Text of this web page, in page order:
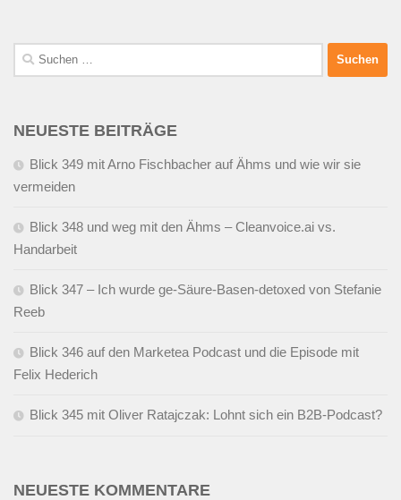
Suchen
nach:
NEUESTE BEITRÄGE
Blick 349 mit Arno Fischbacher auf Ähms und wie wir sie
vermeiden
Blick 348 und weg mit den Ähms – Cleanvoice.ai vs.
Handarbeit
Blick 347 – Ich wurde ge-Säure-Basen-detoxed von Stefanie
Reeb
Blick 346 auf den Marketea Podcast und die Episode mit
Felix Hederich
Blick 345 mit Oliver Ratajczak: Lohnt sich ein B2B-Podcast?
NEUESTE KOMMENTARE